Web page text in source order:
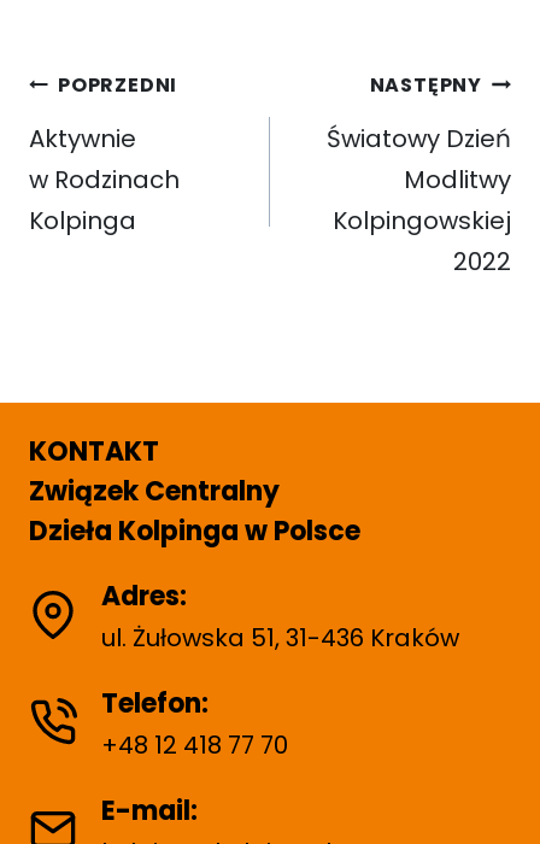
Nawigacja
wpisu
POPRZEDNI
Aktywnie
w Rodzinach
Kolpinga
NASTĘPNY
Światowy Dzień
Modlitwy
Kolpingowskiej
2022
KONTAKT
Związek Centralny
Dzieła Kolpinga w Polsce
Adres:
ul. Żułowska 51, 31-436 Kraków
Telefon:
+48 12 418 77 70
E-mail: